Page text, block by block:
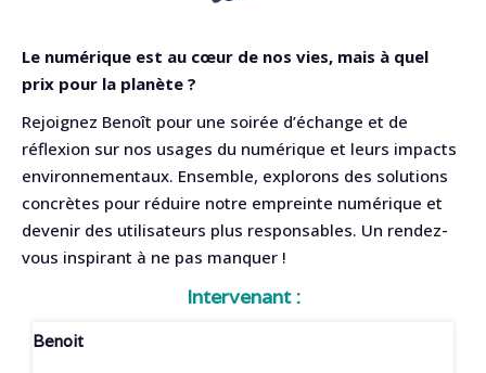
Le numérique est au cœur de nos vies, mais à quel
prix pour la planète ?
Rejoignez Benoît pour une soirée d’échange et de
réflexion sur nos usages du numérique et leurs impacts
environnementaux. Ensemble, explorons des solutions
concrètes pour réduire notre empreinte numérique et
devenir des utilisateurs plus responsables. Un rendez-
vous inspirant à ne pas manquer !
Intervenant :
Benoit